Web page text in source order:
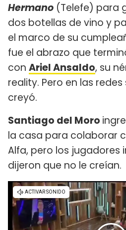
Hermano (Telefe) para
dos botellas de vino y
el marco de su
fue el abrazo que
con Ariel Ansaldo, su
reality. Pero en las
creyó.
Santiago del Moro
la casa para colaborar
Alfa, pero los jugadores
dijeron que no le creían.